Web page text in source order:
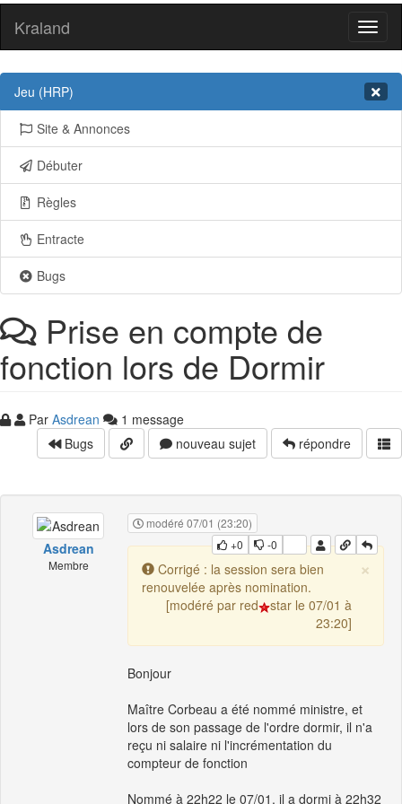
Kraland
Jeu (HRP)
Site & Annonces
Débuter
Règles
Entracte
Bugs
Prise en compte de
fonction lors de Dormir
Par Asdrean
1 message
Bugs
nouveau sujet répondre
Asdrean
Membre
modéré 07/01 (23:20)
+0
-0
×
Corrigé : la session sera bien
renouvelée après nomination.
[modéré par red
star le 07/01 à
23:20]
Bonjour
Maître Corbeau a été nommé ministre, et
lors de son passage de l'ordre dormir, il n'a
reçu ni salaire ni l'incrémentation du
compteur de fonction
Nommé à 22h22 le 07/01, il a dormi à 22h32